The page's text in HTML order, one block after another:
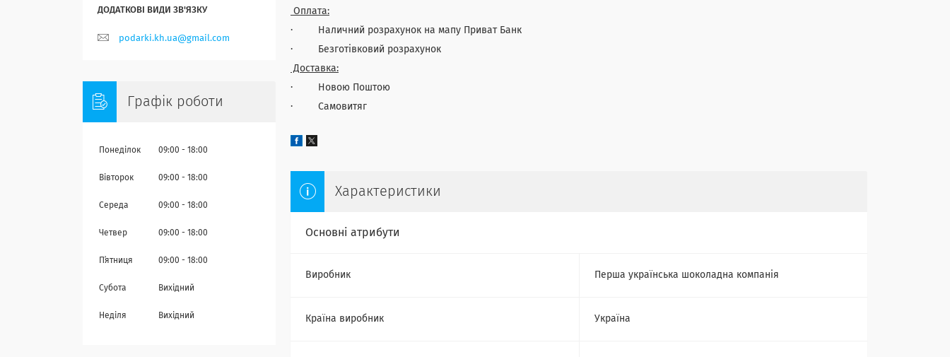
Оплата:
· Наличний розрахунок на мапу Приват Банк
· Безготівковий розрахунок
Доставка:
· Новою Поштою
· Самовитяг
Характеристики
Основні атрибути
Виробник Перша українська шоколадна компанія
Країна виробник Україна
podarki.kh.ua@gmail.com
Графік роботи
Понеділок 09:00 18:00
Вівторок 09:00 18:00
Середа 09:00 18:00
Четвер 09:00 18:00
Пʼятниця 09:00 18:00
Субота Вихідний
Неділя Вихідний